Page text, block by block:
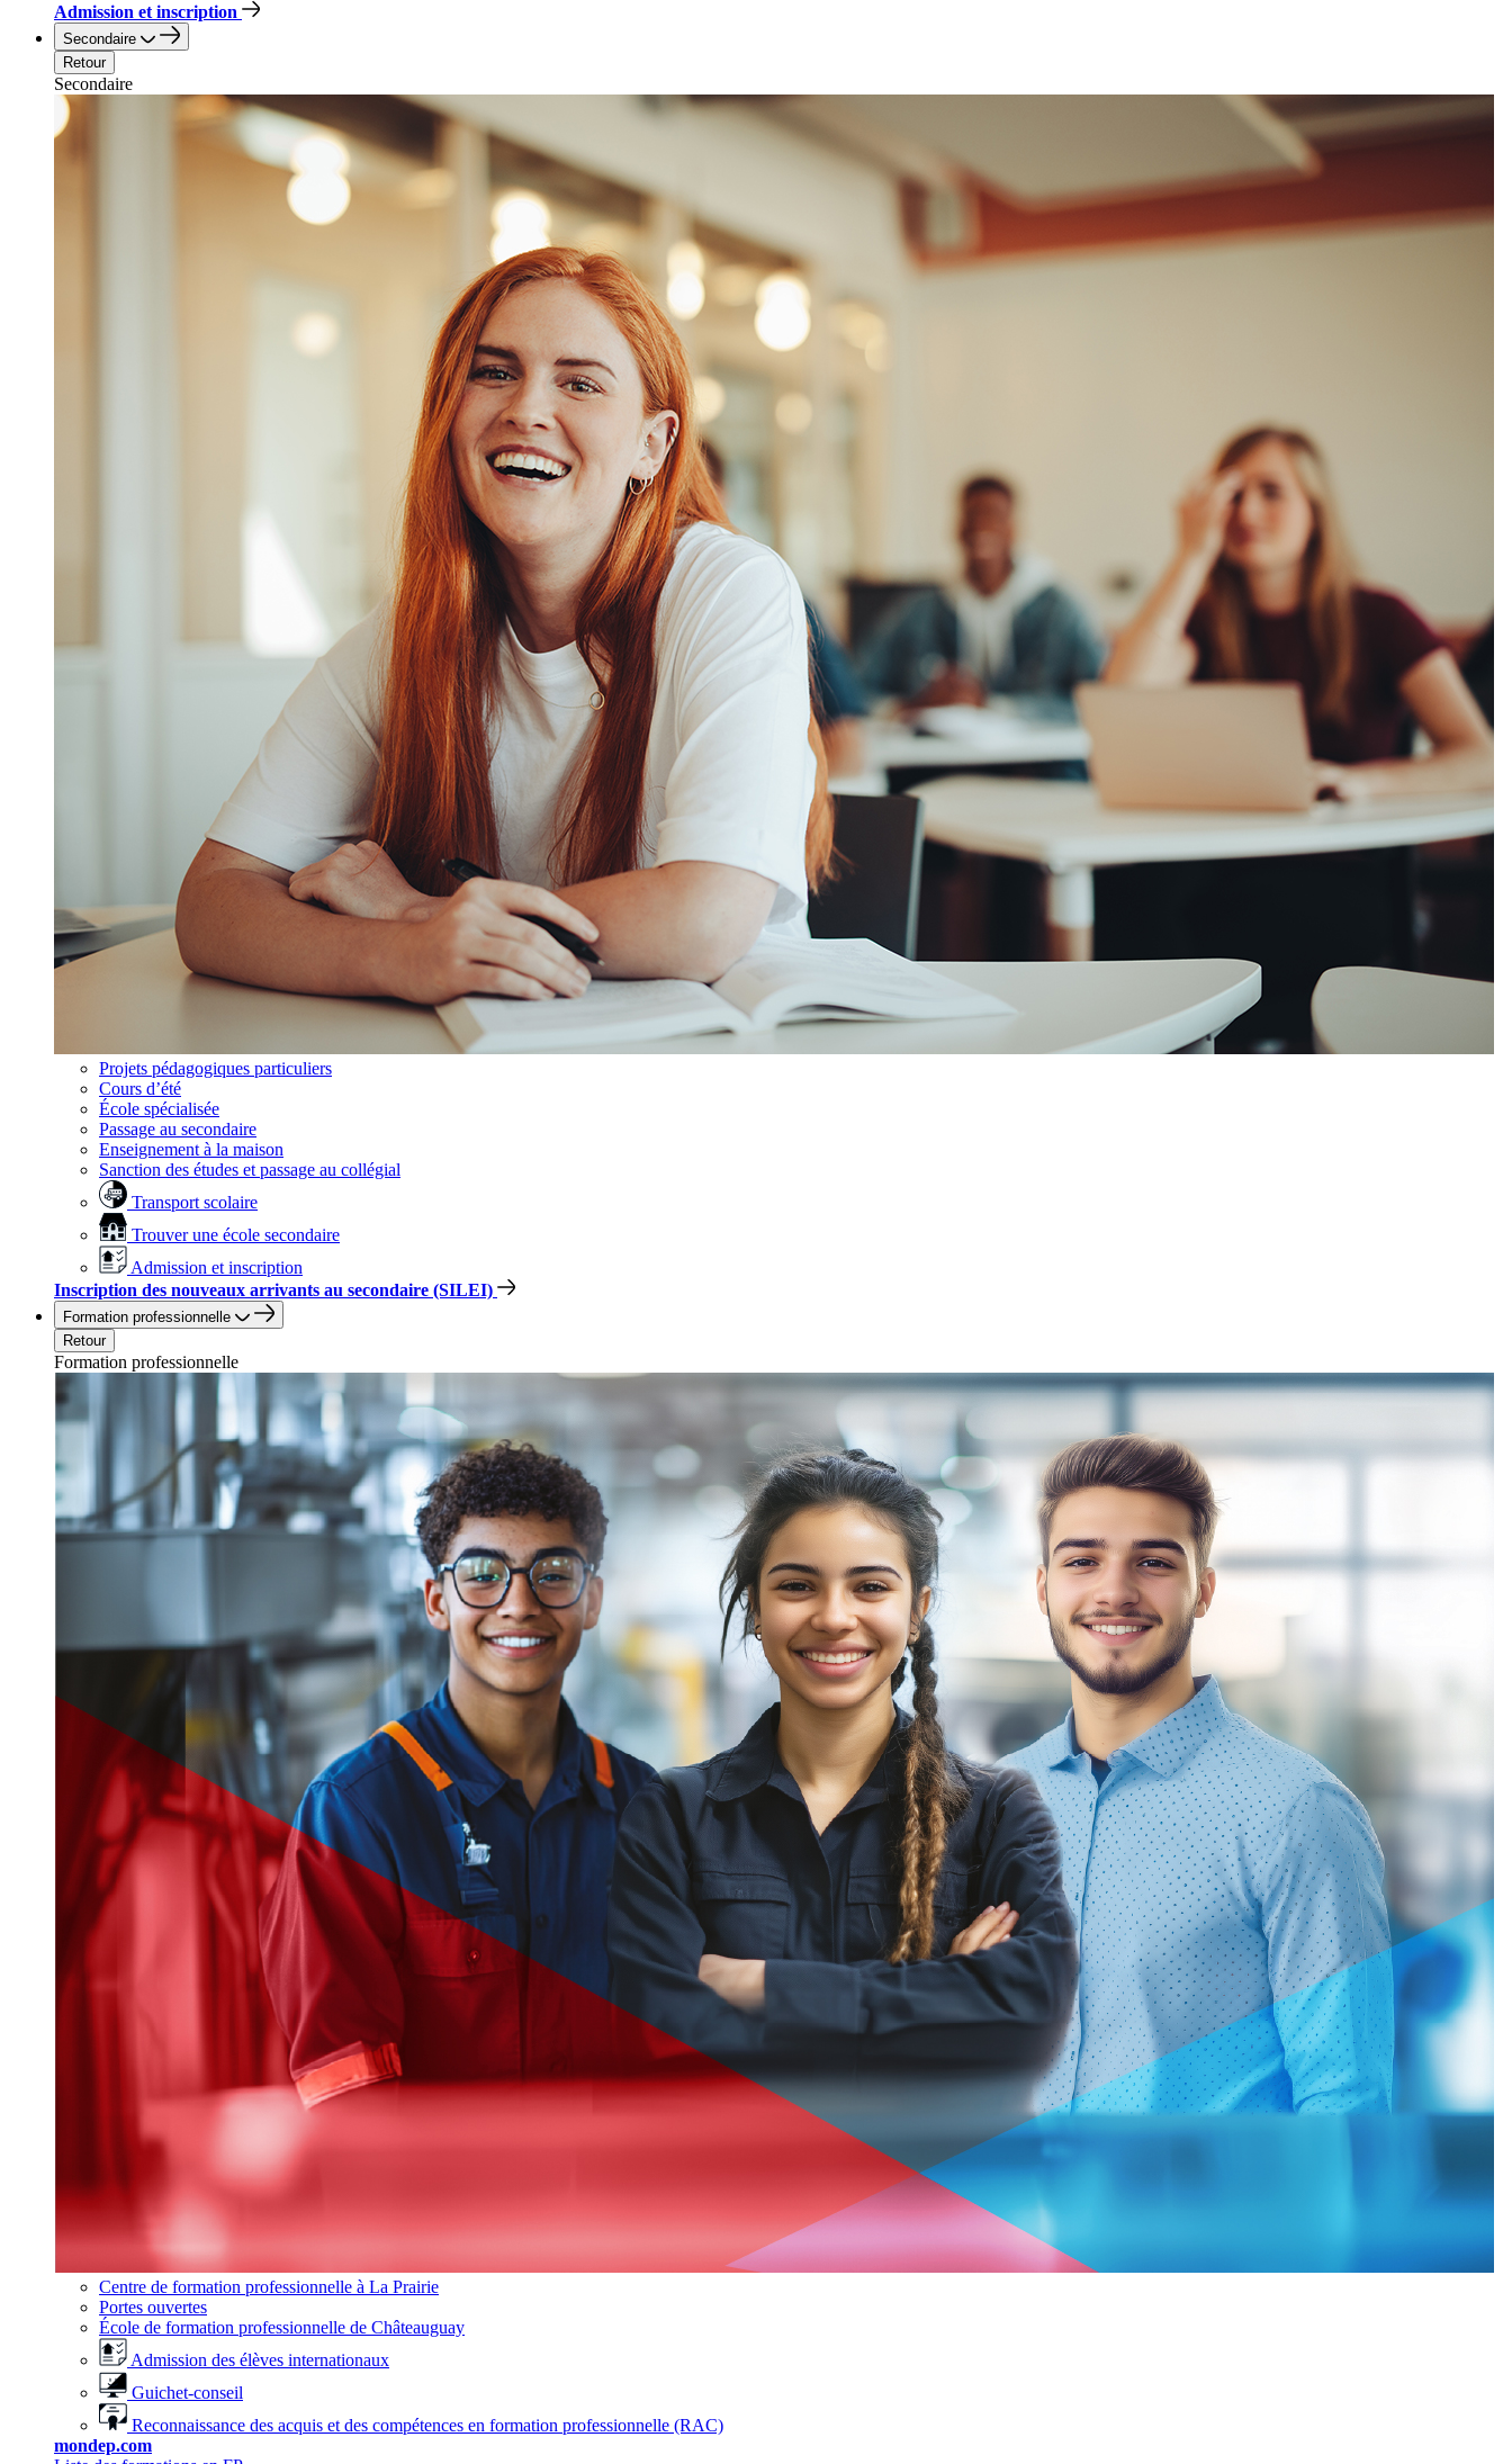
Admission et inscription
Secondaire
Retour
Secondaire
Projets pédagogiques particuliers
Cours d’été
École spécialisée
Passage au secondaire
Enseignement à la maison
Sanction des études et passage au collégial
Transport scolaire
Trouver une école secondaire
Admission et inscription
Inscription des nouveaux arrivants au secondaire (SILEI)
Formation professionnelle
Retour
Formation professionnelle
Centre de formation professionnelle à La Prairie
Portes ouvertes
École de formation professionnelle de Châteauguay
Admission des élèves internationaux
Guichet-conseil
Reconnaissance des acquis et des compétences en formation professionnelle (RAC)
mondep.com